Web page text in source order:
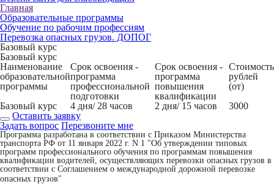
Главная
Образовательные программы
Обучение по рабочим профессиям
Перевозка опасных грузов. ДОПОГ
Базовый курс
Базовый курс
Наименование
образовательной
программы
Срок освоения -
программа
профессиональной
подготовки
Срок освоения -
программа
повышения
квалификации
Стоимость
рублей
(от)
Базовый курс
4 дня/ 28 часов 2 дня/ 15 часов
3000
Оставить заявку
Задать вопрос Перезвоните мне
Программа разработана в соответствии с Приказом Министерства
транспорта РФ от 11 января 2022 г. N 1 "Об утверждении типовых
программ профессионального обучения по программам повышения
квалификации водителей, осуществляющих перевозки опасных грузов в
соответствии с Соглашением о международной дорожной перевозке
опасных грузов"